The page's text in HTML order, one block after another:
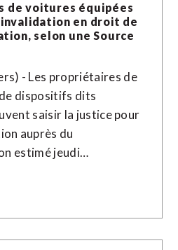
de voitures équipées
en droit de
selon une Source
- Les propriétaires de
dispositifs dits
saisir la justice pour
auprès du
estimé jeudi…